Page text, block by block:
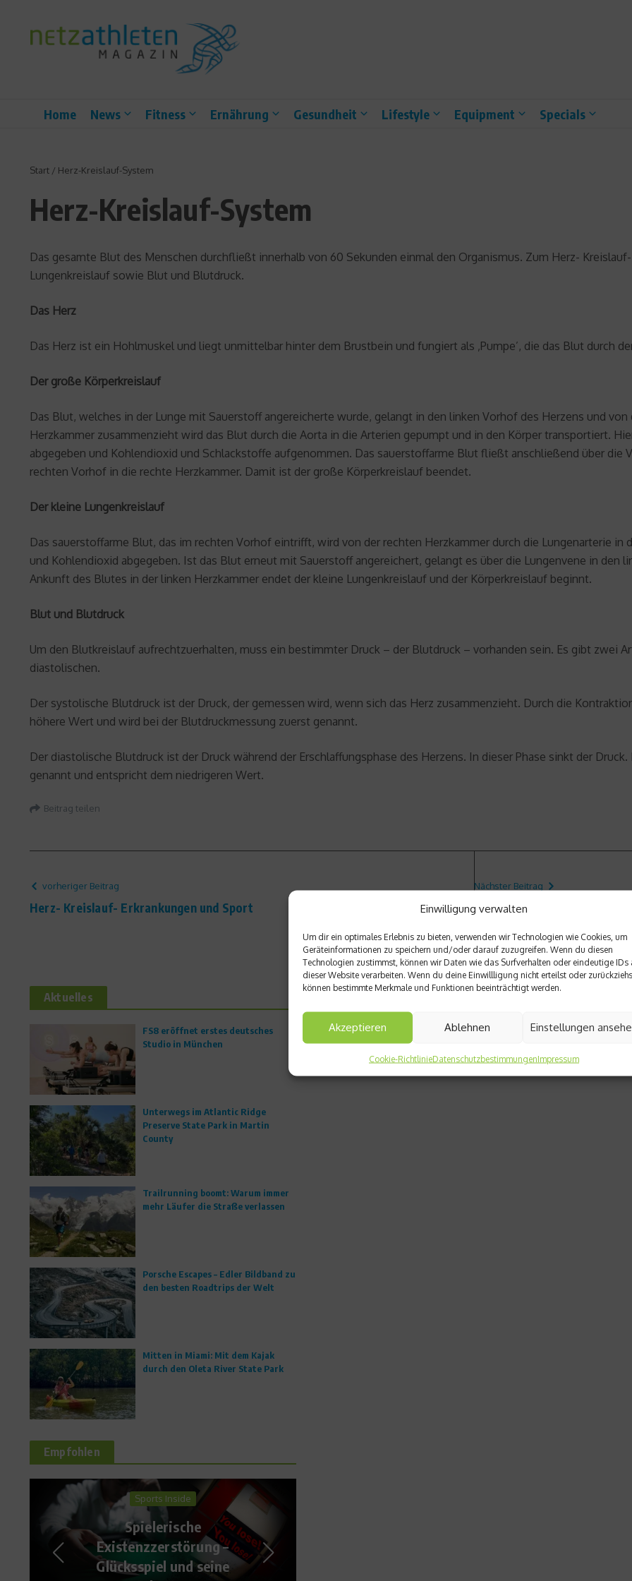
Einwilligung verwalten
Um dir ein optimales Erlebnis zu bieten, verwenden wir Technologien wie Cookies, um
Geräteinformationen zu speichern und/oder darauf zuzugreifen. Wenn du diesen
Technologien zustimmst, können wir Daten wie das Surfverhalten oder eindeutige IDs
dieser Website verarbeiten. Wenn du deine Einwillligung nicht erteilst oder
können bestimmte Merkmale und Funktionen beeinträchtigt werden.
Akzeptieren Ablehnen Einstellungen
Cookie-RichtlinieDatenschutzbestimmungenImpressum
Home News Fitness Ernährung Gesundheit Lifestyle Equipment Specials
Start / Herz-Kreislauf-System
Herz-Kreislauf-System
Das gesamte Blut des Menschen durchfließt innerhalb von 60 Sekunden einmal den Organismus. Zum Herz-
Lungenkreislauf sowie Blut und Blutdruck.
Das Herz
Das Herz ist ein Hohlmuskel und liegt unmittelbar hinter dem Brustbein und fungiert als ‚Pumpe’, die das Blut durch
Der große Körperkreislauf
Das Blut, welches in der Lunge mit Sauerstoff angereicherte wurde, gelangt in den linken Vorhof des Herzens und
Herzkammer zusammenzieht wird das Blut durch die Aorta in die Arterien gepumpt und in den Körper transportiert.
abgegeben und Kohlendioxid und Schlackstoffe aufgenommen. Das sauerstoffarme Blut fließt anschließend über die
rechten Vorhof in die rechte Herzkammer. Damit ist der große Körperkreislauf beendet.
Der kleine Lungenkreislauf
Das sauerstoffarme Blut, das im rechten Vorhof eintrifft, wird von der rechten Herzkammer durch die Lungenarterie
und Kohlendioxid abgegeben. Ist das Blut erneut mit Sauerstoff angereichert, gelangt es über die Lungenvene in den
Ankunft des Blutes in der linken Herzkammer endet der kleine Lungenkreislauf und der Körperkreislauf beginnt.
Blut und Blutdruck
Um den Blutkreislauf aufrechtzuerhalten, muss ein bestimmter Druck – der Blutdruck – vorhanden sein. Es gibt zwei
diastolischen.
Der systolische Blutdruck ist der Druck, der gemessen wird, wenn sich das Herz zusammenzieht. Durch die
höhere Wert und wird bei der Blutdruckmessung zuerst genannt.
Der diastolische Blutdruck ist der Druck während der Erschlaffungsphase des Herzens. In dieser Phase sinkt der
genannt und entspricht dem niedrigeren Wert.
Beitrag teilen
vorheriger Beitrag
Herz- Kreislauf- Erkrankungen und Sport
Nächster Beitrag
Dynamische und statische
Aktuelles
FS8 eröffnet erstes deutsches
Studio in München
Unterwegs im Atlantic Ridge
Preserve State Park in Martin
County
Trailrunning boomt: Warum immer
mehr Läufer die Straße verlassen
Porsche Escapes – Edler Bildband zu
den besten Roadtrips der Welt
Mitten in Miami: Mit dem Kajak
durch den Oleta River State Park
Empfohlen
Sports Inside
Spielerische
Existenzzerstörung –
Glücksspiel und seine